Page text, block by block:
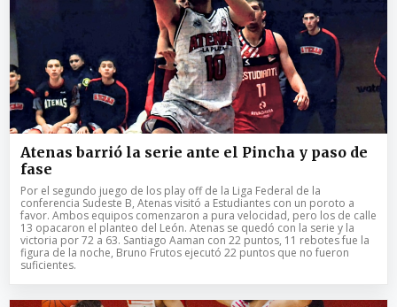
Atenas barrió la serie ante el Pincha y paso de
fase
Por el segundo juego de los play off de la Liga Federal de la
conferencia Sudeste B, Atenas visitó a Estudiantes con un poroto a
favor. Ambos equipos comenzaron a pura velocidad, pero los de calle
13 opacaron el planteo del León. Atenas se quedó con la serie y la
victoria por 72 a 63. Santiago Aaman con 22 puntos, 11 rebotes fue la
figura de la noche, Bruno Frutos ejecutó 22 puntos que no fueron
suficientes.